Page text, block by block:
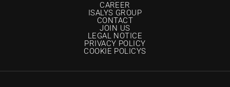
CAREER
ISALYS GROUP
CONTACT
JOIN US
LEGAL NOTICE
PRIVACY POLICY
COOKIE POLICYS